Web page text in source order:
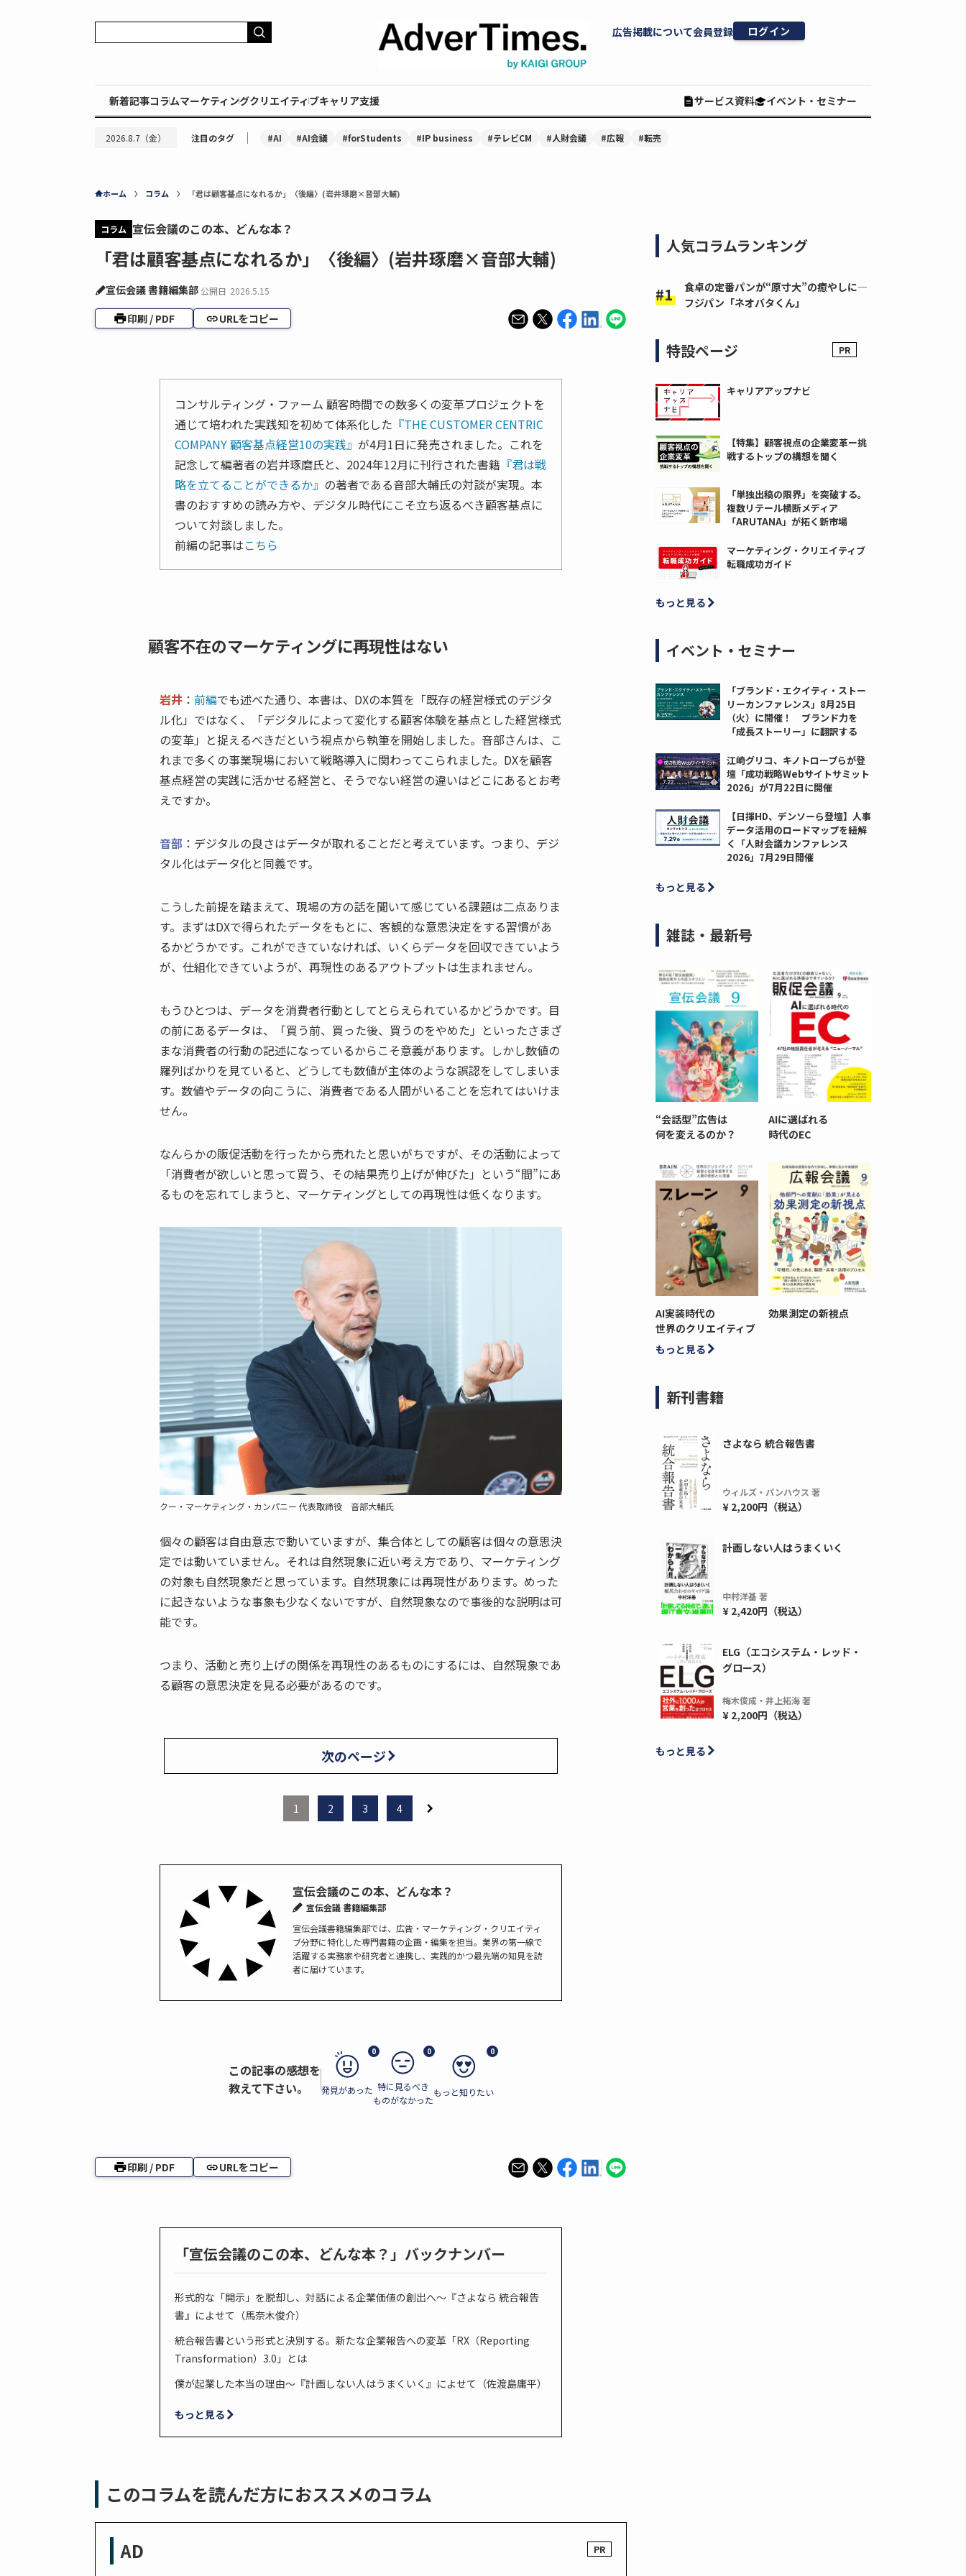
広告掲載について会員登録 ログイン
新着記事コラムマーケティングクリエイティブキャリア支援 サービス資料 イベント・セミナー
2026.8.7（金） 注目のタグ ｜ #AI #AI会議 #forStudents #IP business #テレビCM #人財会議 #広報 #転売
ホーム コラム 「君は顧客基点になれるか」〈後編〉(岩井琢磨×音部大輔)
コラム 宣伝会議のこの本、どんな本？
「君は顧客基点になれるか」〈後編〉(岩井琢磨×音部大輔)
宣伝会議 書籍編集部 公開日 2026.5.15
印刷 / PDF URLをコピー
コンサルティング・ファーム 顧客時間での数多くの変革プロジェクトを
通じて培われた実践知を初めて体系化した 『THE CUSTOMER CENTRIC
COMPANY 顧客基点経営10の実践』 が4月1日に発売されました。これを
記念して編著者の岩井琢磨氏と、2024年12月に刊行された書籍 『君は戦
略を立てることができるか』 の著者である音部大輔氏の対談が実現。本
書のおすすめの読み方や、デジタル時代にこそ立ち返るべき顧客基点に
ついて対談しました。
前編の記事はこちら
顧客不在のマーケティングに再現性はない
岩井 ： 前編でも述べた通り、本書は、DXの本質を「既存の経営様式のデジタ
ル化」ではなく、「デジタルによって変化する顧客体験を基点とした経営様式
の変革」と捉えるべきだという視点から執筆を開始しました。音部さんは、こ
れまで多くの事業現場において戦略導入に関わってこられました。DXを顧客
基点経営の実践に活かせる経営と、そうでない経営の違いはどこにあるとお考
えですか。
音部 ：デジタルの良さはデータが取れることだと考えています。つまり、デジ
タル化はデータ化と同義です。
こうした前提を踏まえて、現場の方の話を聞いて感じている課題は二点ありま
す。まずはDXで得られたデータをもとに、客観的な意思決定をする習慣があ
るかどうかです。これができていなければ、いくらデータを回収できていよう
が、仕組化できていようが、再現性のあるアウトプットは生まれません。
もうひとつは、データを消費者行動としてとらえられているかどうかです。目
の前にあるデータは、「買う前、買った後、買うのをやめた」といったさまざ
まな消費者の行動の記述になっているからこそ意義があります。しかし数値の
羅列ばかりを見ていると、どうしても数値が主体のような誤認をしてしまいま
す。数値やデータの向こうに、消費者である人間がいることを忘れてはいけま
せん。
なんらかの販促活動を行ったから売れたと思いがちですが、その活動によって
「消費者が欲しいと思って買う、その結果売り上げが伸びた」という“間”にあ
るものを忘れてしまうと、マーケティングとしての再現性は低くなります。
クー・マーケティング・カンパニー 代表取締役 音部大輔氏
個々の顧客は自由意志で動いていますが、集合体としての顧客は個々の意思決
定では動いていません。それは自然現象に近い考え方であり、マーケティング
の対象も自然現象だと思っています。自然現象には再現性があります。めった
に起きないような事象も少なくないですが、自然現象なので事後的な説明は可
能です。
つまり、活動と売り上げの関係を再現性のあるものにするには、自然現象であ
る顧客の意思決定を見る必要があるのです。
次のページ
1 2 3 4
宣伝会議のこの本、どんな本？
宣伝会議 書籍編集部
宣伝会議書籍編集部では、広告・マーケティング・クリエイティ
ブ分野に特化した専門書籍の企画・編集を担当。業界の第一線で
活躍する実務家や研究者と連携し、実践的かつ最先端の知見を読
者に届けています。
この記事の感想を
教えて下さい。
0
発見があった
0
特に見るべき
ものがなかった
0
もっと知りたい
印刷 / PDF URLをコピー
「宣伝会議のこの本、どんな本？」バックナンバー
形式的な「開示」を脱却し、対話による企業価値の創出へ〜『さよなら 統合報告
書』によせて（馬奈木俊介）
統合報告書という形式と決別する。新たな企業報告への変革「RX（Reporting
Transformation）3.0」とは
僕が起業した本当の理由～『計画しない人はうまくいく』によせて（佐渡島庸平）
もっと見る
このコラムを読んだ方におススメのコラム
AD
人気コラムランキング
食卓の定番パンが“原寸大”の癒やしに―
フジパン「ネオバタくん」
特設ページ
キャリアアップナビ
【特集】顧客視点の企業変革ー挑
戦するトップの構想を聞く
「単独出稿の限界」を突破する。
複数リテール横断メディア
「ARUTANA」が拓く新市場
マーケティング・クリエイティブ
転職成功ガイド
もっと見る
イベント・セミナー
「ブランド・エクイティ・ストー
リーカンファレンス」8月25日
（火）に開催！ ブランド力を
「成長ストーリー」に翻訳する
江崎グリコ、キノトロープらが登
壇「成功戦略Webサイトサミット
2026」が7月22日に開催
【日揮HD、デンソーら登壇】人事
データ活用のロードマップを紐解
く「人財会議カンファレンス
2026」7月29日開催
もっと見る
雑誌・最新号
“会話型”広告は
何を変えるのか？
AIに選ばれる
時代のEC
AI実装時代の
世界のクリエイティブ
効果測定の新視点
もっと見る
新刊書籍
さよなら 統合報告書
ウィルズ・パンハウス 著
¥ 2,200円（税込）
計画しない人はうまくいく
中村洋基 著
¥ 2,420円（税込）
ELG（エコシステム・レッド・
グロース）
梅木俊成・井上拓海 著
¥ 2,200円（税込）
もっと見る